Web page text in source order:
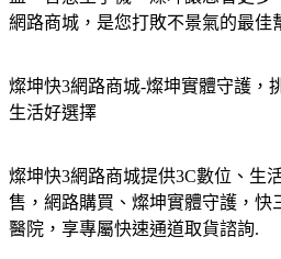
網路商城，是您打敗不景氣的最佳
燦坤快3網路商城-燦坤實體守護，
生活好選擇
燦坤快3網路商城提供3C數位、生
售，網路購買、燦坤實體守護，快
醫院，享專屬快速通道取貨諮詢.